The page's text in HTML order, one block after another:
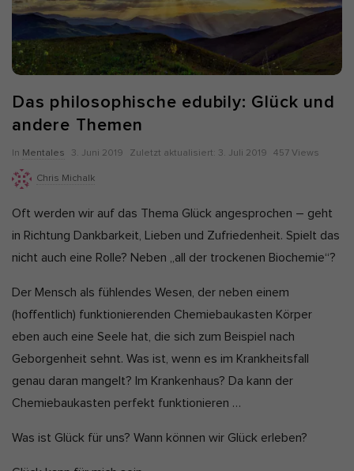
Das philosophische edubily: Glück und
andere Themen
In Mentales P
u
s
a
3. Juni 2019 Zuletzt aktualisiert: Z
e
t
z
a
l
3. Juli 2019 457 Views
Chris Michalk
Oft werden wir auf das Thema Glück angesprochen – geht
in Richtung Dankbarkeit, Lieben und Zufriedenheit. Spielt das
nicht auch eine Rolle? Neben „all der trockenen Biochemie“?
Der Mensch als fühlendes Wesen, der neben einem
(hoffentlich) funktionierenden Chemiebaukasten Körper
eben auch eine Seele hat, die sich zum Beispiel nach
Geborgenheit sehnt. Was ist, wenn es im Krankheitsfall
genau daran mangelt? Im Krankenhaus? Da kann der
Chemiebaukasten perfekt funktionieren …
Was ist Glück für uns? Wann können wir Glück erleben?
Alle akzeptieren Auswahl verwenden
Nur essenzielle Cookies akzeptieren
Datenschutzeinstellungen
Essenziell (7)
für die einwandfreie Funktion und die Sicherheit der Website
erforderlich.
Statistik-Cookies erfassen Informationen anonym. Diese
Informationen helfen uns zu verstehen, wie unsere Besucher unsere
können wir unser Angebot besser auf unsere Besucher abstimmen.
Cookie-Informationen anzeigen
Marketing-Cookies werden von Drittanbietern oder Publishern
verwendet, um personalisierte Werbung anzuzeigen. Sie tun dies,
indem sie Besucher über Websites hinweg verfolgen.